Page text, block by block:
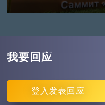
我要回应
登入 发表回应